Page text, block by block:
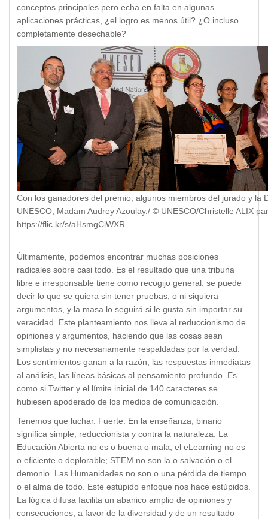
conceptos principales pero echa en falta en algunas
aplicaciones prácticas, ¿el logro es menos útil? ¿O incluso
completamente desechable?
Con los ganadores del premio, algunos miembros del jurado y la
UNESCO, Madam Audrey Azoulay./ © UNESCO/Christelle ALIX
https://flic.kr/s/aHsmgCiWXR
Últimamente, podemos encontrar muchas posiciones
radicales sobre casi todo. Es el resultado que una tribuna
libre e irresponsable tiene como recogijo general: se puede
decir lo que se quiera sin tener pruebas, o ni siquiera
argumentos, y la masa lo seguirá si le gusta sin importar su
veracidad. Este planteamiento nos lleva al reduccionismo de
opiniones y argumentos, haciendo que las cosas sean
simplistas y no necesariamente respaldadas por la verdad.
Los sentimientos ganan a la razón, las respuestas inmediatas
al análisis, las líneas básicas al pensamiento profundo. Es
como si Twitter y el límite inicial de 140 caracteres se
hubiesen apoderado de los medios de comunicación.
Tenemos que luchar. Fuerte. En la enseñanza, binario
significa simple, reduccionista y contra la naturaleza. La
Educación Abierta no es o buena o mala; el eLearning no es
o eficiente o deplorable; STEM no son la o salvación o el
demonio. Las Humanidades no son o una pérdida de tiempo
o el alma de todo. Este estúpido enfoque nos hace estúpidos.
La lógica difusa facilita un abanico amplio de opiniones y
consecuciones, a favor de la diversidad y de un resultado